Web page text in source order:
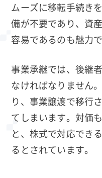
ムーズに移転手続き
備が不要であり、資
容易であるのも魅力で
事業承継では、後継
なければなりません
り、事業譲渡で移行
てしまいます。対価
と、株式で対応でき
るとされています。